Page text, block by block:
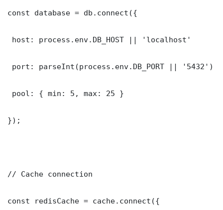
const database = db.connect({
host: process.env.DB_HOST || 'localhost'
port: parseInt(process.env.DB_PORT || '5432')
pool: { min: 5, max: 25 }
});
// Cache connection
const redisCache = cache.connect({